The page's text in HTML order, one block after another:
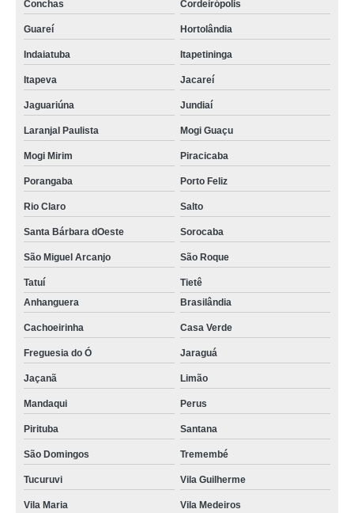
Conchas Cordeirópolis
Guareí Hortolândia
Indaiatuba Itapetininga
Itapeva Jacareí
Jaguariúna Jundiaí
Laranjal Paulista Mogi Guaçu
Mogi Mirim Piracicaba
Porangaba Porto Feliz
Rio Claro Salto
Santa Bárbara dOeste Sorocaba
São Miguel Arcanjo São Roque
Tatuí
Tietê
Anhanguera
Brasilândia
Cachoeirinha Casa Verde
Freguesia do Ó Jaraguá
Jaçanã Limão
Mandaqui Perus
Pirituba Santana
São Domingos Tremembé
Tucuruvi Vila Guilherme
Vila Maria
Vila Medeiros